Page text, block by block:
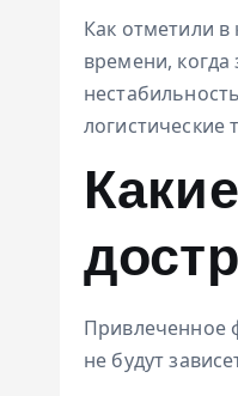
Как отметили
времени,
Привлеченное
не будут